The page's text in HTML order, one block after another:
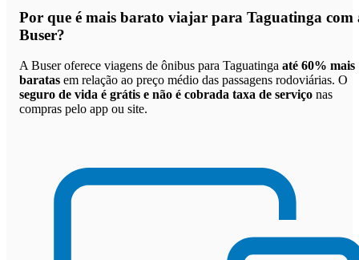
Por que é mais barato viajar para Taguatinga com
Buser?
A Buser oferece viagens de ônibus para Taguatinga até 60% mais
baratas em relação ao preço médio das passagens rodoviárias. O
seguro de vida é grátis e não é cobrada taxa de serviço nas
compras pelo app ou site.